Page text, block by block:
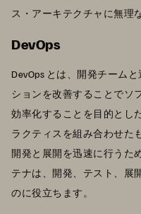
ス・アーキテクチャに無理
DevOps
DevOps とは、開発チーム
ションを改善することでソ
効率化することを目的とし
ラクティスを組み合わせた
開発と展開を迅速に行うた
テナは、開発、テスト、展
のに役立ちます。